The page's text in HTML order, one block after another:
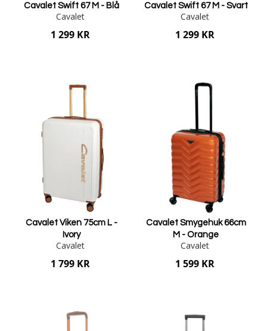
Cavalet Swift 67 M - Blå
Cavalet
1 299 KR
Cavalet Swift 67 M - Svart
Cavalet
1 299 KR
Cavalet Viken 75cm L -
Ivory
Cavalet
1 799 KR
Cavalet Smygehuk 66cm
M - Orange
Cavalet
1 599 KR